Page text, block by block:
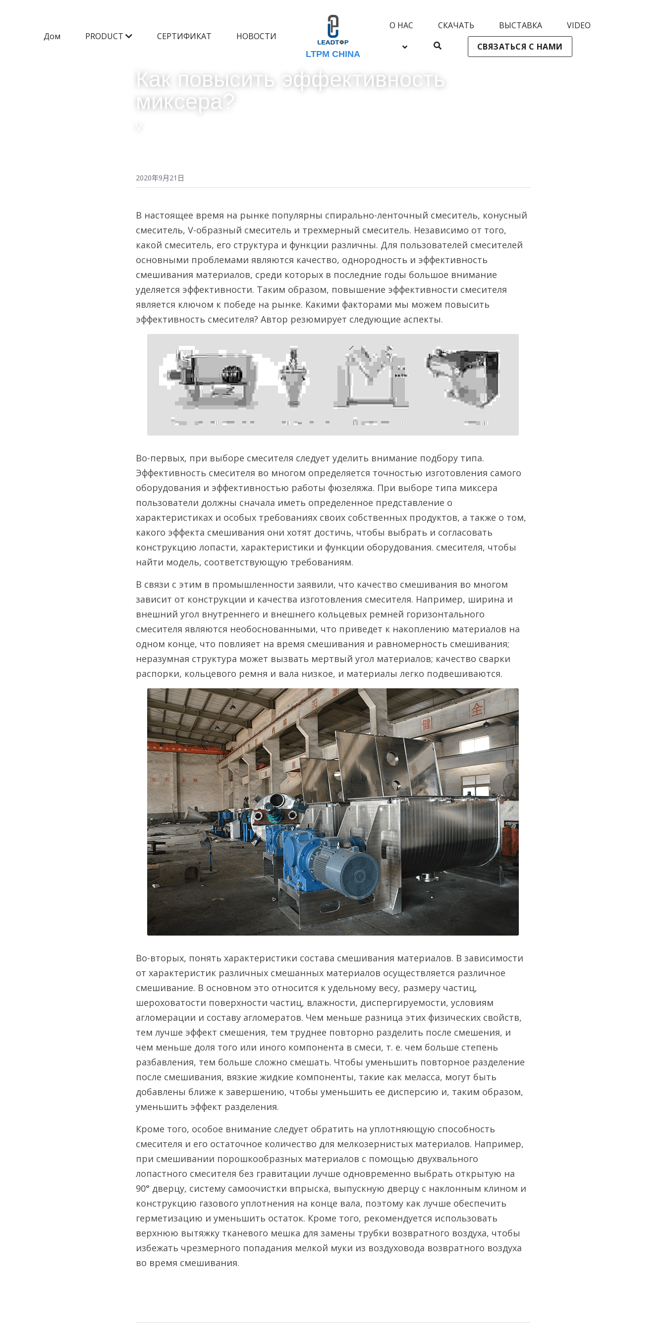
Дом PRODUCT СЕРТИФИКАТ НОВОСТИ
LTPM CHINA
О НАС СКАЧАТЬ ВЫСТАВКА
VIDEO
СВЯЗАТЬСЯ С НАМИ
Как повысить эффективность
миксера?
2020年9月21日
В настоящее время на рынке популярны спирально-ленточный смеситель, конусный
смеситель, V-образный смеситель и трехмерный смеситель. Независимо от того,
какой смеситель, его структура и функции различны. Для пользователей смесителей
основными проблемами являются качество, однородность и эффективность
смешивания материалов, среди которых в последние годы большое внимание
уделяется эффективности. Таким образом, повышение эффективности смесителя
является ключом к победе на рынке. Какими факторами мы можем повысить
эффективность смесителя? Автор резюмирует следующие аспекты.
Во-первых, при выборе смесителя следует уделить внимание подбору типа.
Эффективность смесителя во многом определяется точностью изготовления самого
оборудования и эффективностью работы фюзеляжа. При выборе типа миксера
пользователи должны сначала иметь определенное представление о
характеристиках и особых требованиях своих собственных продуктов, а также о том,
какого эффекта смешивания они хотят достичь, чтобы выбрать и согласовать
конструкцию лопасти, характеристики и функции оборудования. смесителя, чтобы
найти модель, соответствующую требованиям.
В связи с этим в промышленности заявили, что качество смешивания во многом
зависит от конструкции и качества изготовления смесителя. Например, ширина и
внешний угол внутреннего и внешнего кольцевых ремней горизонтального
смесителя являются необоснованными, что приведет к накоплению материалов на
одном конце, что повлияет на время смешивания и равномерность смешивания;
неразумная структура может вызвать мертвый угол материалов; качество сварки
распорки, кольцевого ремня и вала низкое, и материалы легко подвешиваются.
Во-вторых, понять характеристики состава смешивания материалов. В зависимости
от характеристик различных смешанных материалов осуществляется различное
смешивание. В основном это относится к удельному весу, размеру частиц,
шероховатости поверхности частиц, влажности, диспергируемости, условиям
агломерации и составу агломератов. Чем меньше разница этих физических свойств,
тем лучше эффект смешения, тем труднее повторно разделить после смешения, и
чем меньше доля того или иного компонента в смеси, т. е. чем больше степень
разбавления, тем больше сложно смешать. Чтобы уменьшить повторное разделение
после смешивания, вязкие жидкие компоненты, такие как меласса, могут быть
добавлены ближе к завершению, чтобы уменьшить ее дисперсию и, таким образом,
уменьшить эффект разделения.
Кроме того, особое внимание следует обратить на уплотняющую способность
смесителя и его остаточное количество для мелкозернистых материалов. Например,
при смешивании порошкообразных материалов с помощью двухвального
лопастного смесителя без гравитации лучше одновременно выбрать открытую на
90° дверцу, систему самоочистки впрыска, выпускную дверцу с наклонным клином и
конструкцию газового уплотнения на конце вала, поэтому как лучше обеспечить
герметизацию и уменьшить остаток. Кроме того, рекомендуется использовать
верхнюю вытяжку тканевого мешка для замены трубки возвратного воздуха, чтобы
избежать чрезмерного попадания мелкой муки из воздуховода возвратного воздуха
во время смешивания.